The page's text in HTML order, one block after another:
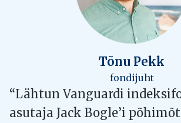
Tõnu Pekk
fondijuht
“Lähtun Vanguardi
asutaja Jack Bogle’i